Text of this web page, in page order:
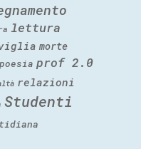
lettura
morte
poesia prof 2.0
relazioni
Studenti